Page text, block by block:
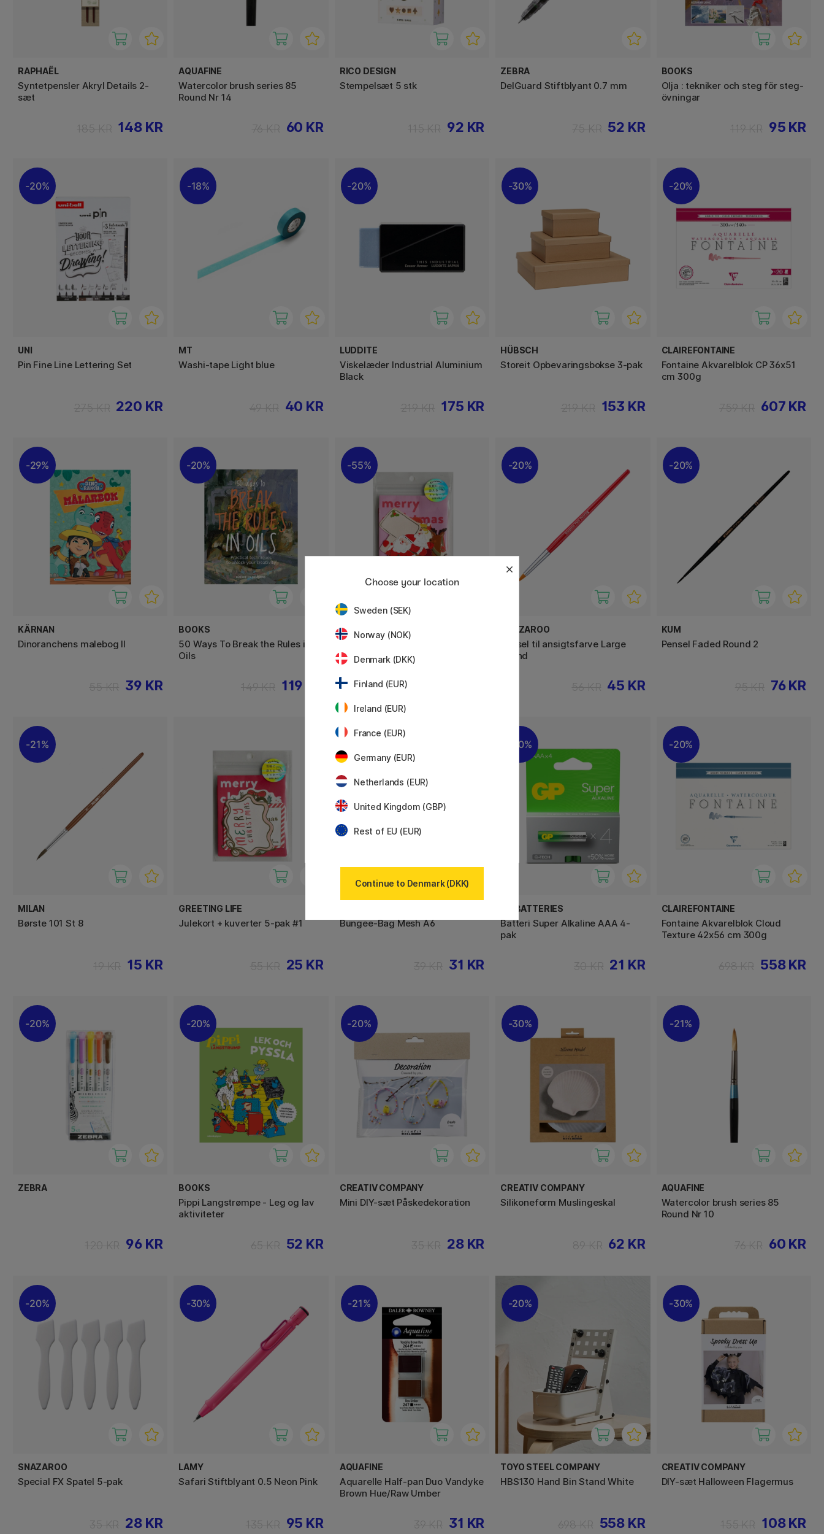
RAPHAËL
Syntetpensler Akryl Details 2-
sæt
148 KR
AQUAFINE
Watercolor brush series 85
Round Nr 14
60 KR
RICO DESIGN
Stempelsæt 5 stk
92 KR
ZEBRA
DelGuard Stiftblyant 0.7 mm
52 KR
BOOKS
Olja : tekniker och steg för steg-
övningar
95 KR
20%
UNI
Pin Fine Line Lettering Set
220 KR
18%
MT
Washi-tape Light blue
40 KR
20%
LUDDITE
Viskelæder Industrial Aluminium
Black
175 KR
30%
HÜBSCH
Storeit Opbevaringsbokse 3-pak
153 KR
20%
CLAIREFONTAINE
Fontaine Akvarelblok CP 36x51
cm 300g
607 KR
29%
KÄRNAN
Dinoranchens malebog II
39 KR
20%
BOOKS
50 Ways To Break the Rules in
Oils
119 KR
55%
GREETING LIFE
Julekort + kuverter 5-pak #2
20%
SNAZAROO
Pensel til ansigtsfarve Large
Round
45 KR
20%
KUM
Pensel Faded Round 2
76 KR
21%
MILAN
Børste 101 St 8
15 KR
GREETING LIFE
Julekort + kuverter 5-pak #1
25 KR
Bungee-Bag Mesh A6
31 KR
30%
GP BATTERIES
Batteri Super Alkaline AAA 4-
pak
21 KR
20%
CLAIREFONTAINE
Fontaine Akvarelblok Cloud
Texture 42x56 cm 300g
558 KR
20%
ZEBRA
96 KR
20%
BOOKS
Pippi Langstrømpe - Leg og lav
aktiviteter
52 KR
20%
CREATIV COMPANY
Mini DIY-sæt Påskedekoration
28 KR
30%
CREATIV COMPANY
Silikoneform Muslingeskal
62 KR
21%
AQUAFINE
Watercolor brush series 85
Round Nr 10
60 KR
20%
SNAZAROO
Special FX Spatel 5-pak
28 KR
30%
LAMY
Safari Stiftblyant 0.5 Neon Pink
95 KR
21%
AQUAFINE
Aquarelle Half-pan Duo Vandyke
Brown Hue/Raw Umber
31 KR
20%
TOYO STEEL COMPANY
HBS130 Hand Bin Stand White
558 KR
30%
CREATIV COMPANY
DIY-sæt Halloween Flagermus
108 KR
Choose your location
Sweden (SEK)
Norway (NOK)
Denmark (DKK)
Finland (EUR)
Ireland (EUR)
France (EUR)
Germany (EUR)
Netherlands (EUR)
United Kingdom (GBP)
Rest of EU (EUR)
Continue to Denmark (DKK)